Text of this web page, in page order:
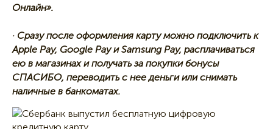
Онлайн».
· Сразу после оформления карту можно подключить к
Apple Pay, Google Pay и Samsung Pay, расплачиваться
ею в магазинах и получать за покупки бонусы
СПАСИБО, переводить с нее деньги или снимать
наличные в банкоматах.